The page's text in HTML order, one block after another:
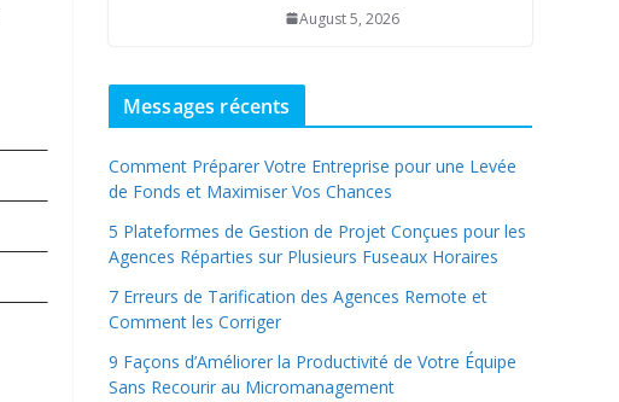
August 5, 2026
Messages récents
Comment Préparer Votre Entreprise pour une Levée
de Fonds et Maximiser Vos Chances
5 Plateformes de Gestion de Projet Conçues pour les
Agences Réparties sur Plusieurs Fuseaux Horaires
7 Erreurs de Tarification des Agences Remote et
Comment les Corriger
9 Façons d’Améliorer la Productivité de Votre Équipe
Sans Recourir au Micromanagement